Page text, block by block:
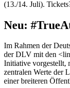
(13./14. Juli).
Neu:
Im Rahmen der
der DLV mit den
Initiative vorgestellt,
zentralen Werte der
einer breiteren